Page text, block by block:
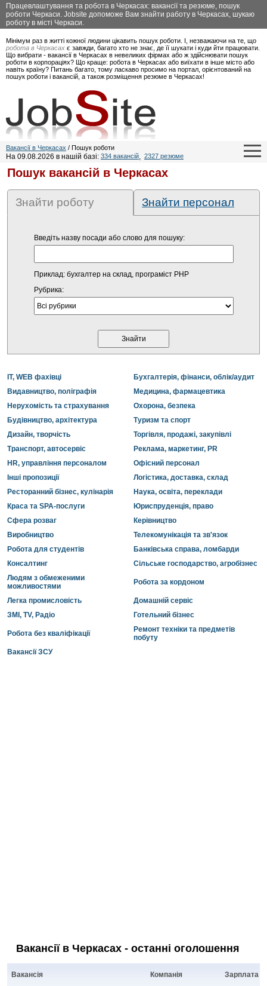
Працевлаштування та робота в Черкасах: вакансії та резюме, пошук
роботи Черкаси. Jobsite допоможе Вам знайти работу в Черкасах, шукаю
роботу в місті Черкаси.
Мінімум раз в житті кожної людини цікавить пошук роботи. І, незважаючи на те, що
робота в Черкасах є завжди, багато хто не знає, де її шукати і куди йти працювати.
Що вибрати - вакансії в Черкасах в невеликих фірмах або ж здійснювати пошук
роботи в корпораціях? Що краще: робота в Черкасах або виїхати в інше місто або
навіть країну? Питань багато, тому ласкаво просимо на портал, орієнтований на
пошук роботи і вакансій, а також розміщення резюме в Черкасах!
Вакансії в Черкасах / Пошук роботи
На 09.08.2026 в нашій базі: 334 вакансій, 2327 резюме
Пошук вакансій в Черкасах
Знайти роботу Знайти персонал
Введіть назву посади або слово для пошуку:
Приклад: бухгалтер на склад, програміст PHP
Рубрика:
IT, WEB фахівці
Бухгалтерія, фінанси, облік/аудит
Видавництво, поліграфія
Медицина, фармацевтика
Нерухомість та страхування
Охорона, безпека
Будівництво, архітектура
Туризм та спорт
Дизайн, творчість
Торгівля, продажі, закупівлі
Транспорт, автосервіс
Реклама, маркетинг, PR
HR, управління персоналом
Офісний персонал
Інші пропозиції
Логістика, доставка, склад
Ресторанний бізнес, кулінарія
Наука, освіта, переклади
Краса та SPA-послуги
Юриспруденція, право
Сфера розваг
Керівництво
Виробництво
Телекомунікація та зв'язок
Робота для студентів
Банківська справа, ломбарди
Консалтинг
Сільське господарство, агробізнес
Людям з обмеженими
можливостями
Робота за кордоном
Легка промисловість
Домашній сервіс
ЗМІ, TV, Радіо
Готельний бізнес
Робота без кваліфікації
Ремонт техніки та предметів
побуту
Вакансії ЗСУ
Вакансії в Черкасах - останні оголошення
Вакансія Компанія
Зарплата